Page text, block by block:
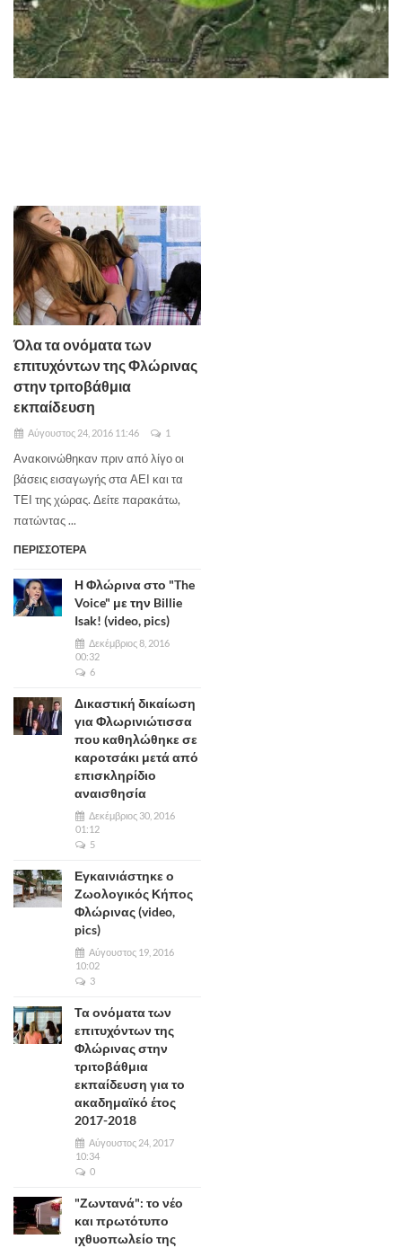
Όλα τα ονόματα των
επιτυχόντων της Φλώρινας
στην τριτοβάθμια
εκπαίδευση
Αύγουστος 24, 2016 11:46 1
Ανακοινώθηκαν πριν από λίγο οι
βάσεις εισαγωγής στα ΑΕΙ και τα
ΤΕΙ της χώρας. Δείτε παρακάτω,
πατώντας ...
ΠΕΡΙΣΣΟΤΕΡΑ
Η Φλώρινα στο "The
Voice" με την Billie
Isak! (video, pics)
Δεκέμβριος 8, 2016
00:32
6
Δικαστική δικαίωση
για Φλωρινιώτισσα
που καθηλώθηκε σε
καροτσάκι μετά από
επισκληρίδιο
αναισθησία
Δεκέμβριος 30, 2016
01:12
5
Εγκαινιάστηκε ο
Ζωολογικός Κήπος
Φλώρινας (video,
pics)
Αύγουστος 19, 2016
10:02
3
Τα ονόματα των
επιτυχόντων της
Φλώρινας στην
τριτοβάθμια
εκπαίδευση για το
ακαδημαϊκό έτος
2017-2018
Αύγουστος 24, 2017
10:34
0
"Ζωντανά": το νέο
και πρωτότυπο
ιχθυοπωλείο της